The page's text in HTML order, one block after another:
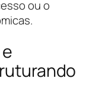
ou o